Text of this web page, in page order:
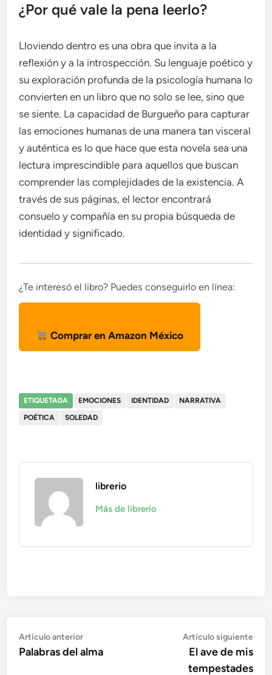
¿Por qué vale la pena leerlo?
Lloviendo dentro es una obra que invita a la
reflexión y a la introspección. Su lenguaje poético y
su exploración profunda de la psicología humana lo
convierten en un libro que no solo se lee, sino que
se siente. La capacidad de Burgueño para capturar
las emociones humanas de una manera tan visceral
y auténtica es lo que hace que esta novela sea una
lectura imprescindible para aquellos que buscan
comprender las complejidades de la existencia. A
través de sus páginas, el lector encontrará
consuelo y compañía en su propia búsqueda de
identidad y significado.
¿Te interesó el libro? Puedes conseguirlo en línea:
Comprar en Amazon México
ETIQUETADA EMOCIONES IDENTIDAD
NARRATIVA
POÉTICA
SOLEDAD
librerio
Más de librerio
Navegación
de
Artículo anteriorArtículo
anterior:
Palabras del alma
Artículo siguiente
El ave de mis
tempestades